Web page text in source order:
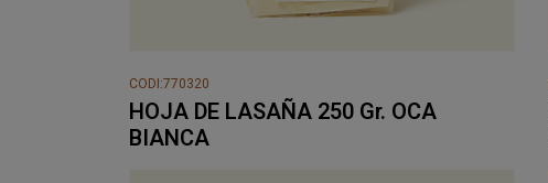
CODI:770320
HOJA DE LASAÑA 250 Gr. OCA
BIANCA